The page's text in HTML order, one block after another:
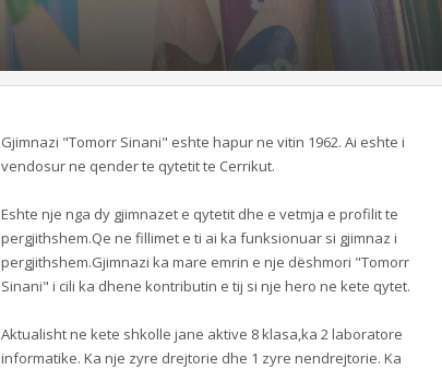
Gjimnazi "Tomorr Sinani" eshte hapur ne vitin 1962. Ai eshte i
vendosur ne qender te qytetit te Cerrikut.
Eshte nje nga dy gjimnazet e qytetit dhe e vetmja e profilit te
pergjithshem.Qe ne fillimet e ti ai ka funksionuar si gjimnaz i
pergjithshem.Gjimnazi ka mare emrin e nje dëshmori "Tomorr
Sinani" i cili ka dhene kontributin e tij si nje hero ne kete qytet.
Aktualisht ne kete shkolle jane aktive 8 klasa,ka 2 laboratore
informatike. Ka nje zyre drejtorie dhe 1 zyre nendrejtorie. Ka